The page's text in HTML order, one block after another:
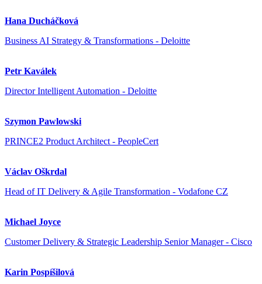
Hana Ducháčková
Business AI Strategy & Transformations - Deloitte
Petr Kaválek
Director Intelligent Automation - Deloitte
Szymon Pawlowski
PRINCE2 Product Architect - PeopleCert
Václav Oškrdal
Head of IT Delivery & Agile Transformation - Vodafone CZ
Michael Joyce
Customer Delivery & Strategic Leadership Senior Manager - Cisco
Karin Pospíšilová